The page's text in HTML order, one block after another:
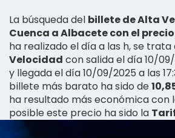
La búsqueda del billete de Alta
Cuenca a Albacete con el
ha realizado el día a las h, se trata
Velocidad con salida el día 10/
y llegada el día 10/09/2025 a las
billete más barato ha sido de
ha resultado más económica con
posible este precio ha sido la